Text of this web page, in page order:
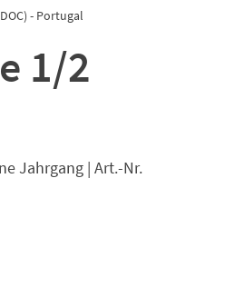
- Portugal
1/2
Jahrgang | Art.-Nr.